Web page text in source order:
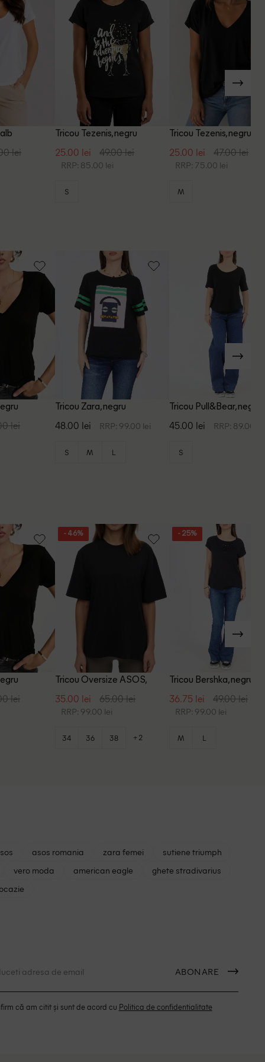
lei
Tricou Tezenis, negru
25.00 lei 49.00 lei
RRP: 85.00 lei
S
Tricou Tezenis, negru
25.00 lei 47.00 lei
RRP: 75.00 lei
M
lei
Tricou Zara, negru
48.00 lei RRP: 99.00 lei
S M L
Tricou Pull&Bear, negru
45.00 lei RRP: 89.00 lei
S
lei
- 46%
Tricou Oversize ASOS,
35.00 lei 65.00 lei
RRP: 99.00 lei
34 36 38 +2
- 25%
Tricou Bershka, negru
36.75 lei 49.00 lei
RRP: 99.00 lei
M L
asos romania zara femei
sutiene triumph
vero moda american eagle
ghete stradivarius
ABONARE
că am citit și sunt de acord cu Politica de confidentialitate